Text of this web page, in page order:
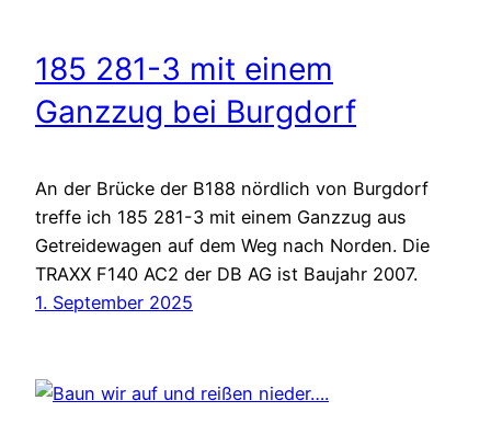
185 281-3 mit einem
Ganzzug bei Burgdorf
An der Brücke der B188 nördlich von Burgdorf
treffe ich 185 281-3 mit einem Ganzzug aus
Getreidewagen auf dem Weg nach Norden. Die
TRAXX F140 AC2 der DB AG ist Baujahr 2007.
1. September 2025